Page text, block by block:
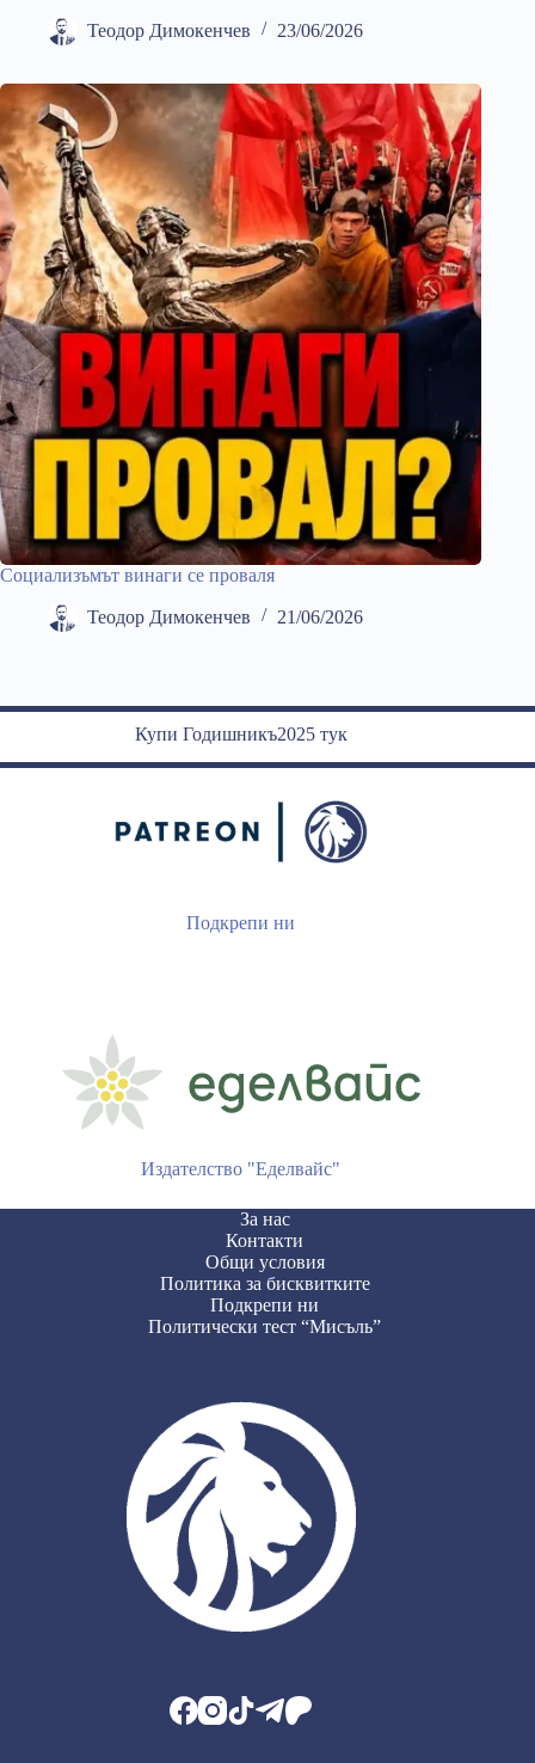
Теодор Димокенчев 23/06/2026
Социализъмът винаги се проваля
Теодор Димокенчев 21/06/2026
Купи Годишникъ2025 тук
Подкрепи ни
Издателство "Еделвайс"
За нас
Контакти
Общи условия
Политика за бисквитките
Подкрепи ни
Политически тест “Мисъль”